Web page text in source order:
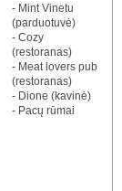
- Mint Vinetu
(parduotuvė)
- Cozy
(restoranas)
- Meat lovers pub
(restoranas)
- Dione (kavinė)
- Pacų rūmai